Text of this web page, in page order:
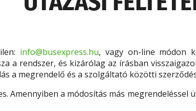
info@busexpress.hu, vagy on-line módon
a rendszer, és kizárólag az írásban
a megrendelő és a szolgáltató közötti
Amennyiben a módosítás más